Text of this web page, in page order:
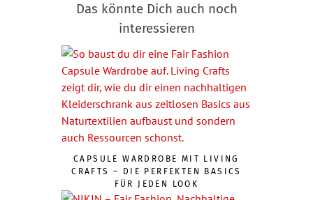
Das könnte Dich auch noch
interessieren
CAPSULE WARDROBE MIT LIVING
CRAFTS – DIE PERFEKTEN BASICS
FÜR JEDEN LOOK